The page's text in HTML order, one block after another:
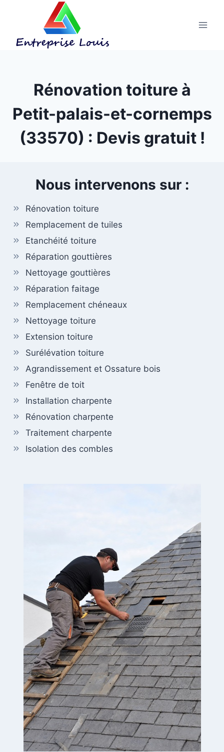
Rénovation toiture à
Petit-palais-et-cornemps
(33570) : Devis gratuit !
Nous intervenons sur :
Rénovation toiture
Remplacement de tuiles
Etanchéité toiture
Réparation gouttières
Nettoyage gouttières
Réparation faitage
Remplacement chéneaux
Nettoyage toiture
Extension toiture
Surélévation toiture
Agrandissement et Ossature bois
Fenêtre de toit
Installation charpente
Rénovation charpente
Traitement charpente
Isolation des combles